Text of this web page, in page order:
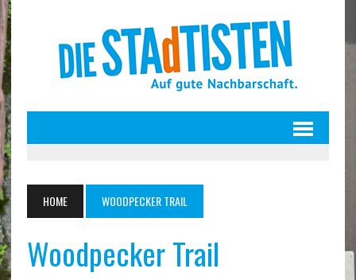
HOME WOODPECKER TRAIL
Woodpecker Trail